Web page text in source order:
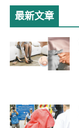
最新文章